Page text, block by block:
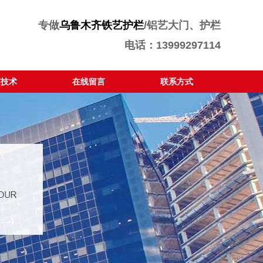
专做乌鲁木齐铁艺护栏/铝艺大门、护栏
电话：13999297114
术 在线留言 联系方式